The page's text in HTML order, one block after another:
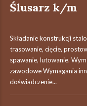
Ślusarz k/m
Składanie konstrukcji
trasowanie, cięcie,
spawanie, lutowanie.
zawodowe Wymagania
doświadczenie...